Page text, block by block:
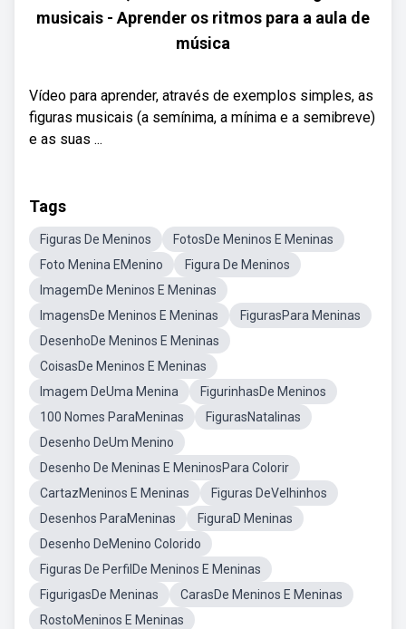
musicais - Aprender os ritmos para a aula de
música
Vídeo para aprender, através de exemplos simples, as
figuras musicais (a semínima, a mínima e a semibreve)
e as suas ...
Tags
Figuras De Meninos
FotosDe Meninos E Meninas
Foto Menina EMenino
Figura De Meninos
ImagemDe Meninos E Meninas
ImagensDe Meninos E Meninas
FigurasPara Meninas
DesenhoDe Meninos E Meninas
CoisasDe Meninos E Meninas
Imagem DeUma Menina
FigurinhasDe Meninos
100 Nomes ParaMeninas
FigurasNatalinas
Desenho DeUm Menino
Desenho De Meninas E MeninosPara Colorir
CartazMeninos E Meninas
Figuras DeVelhinhos
Desenhos ParaMeninas
FiguraD Meninas
Desenho DeMenino Colorido
Figuras De PerfilDe Meninos E Meninas
FigurigasDe Meninas
CarasDe Meninos E Meninas
RostoMeninos E Meninas